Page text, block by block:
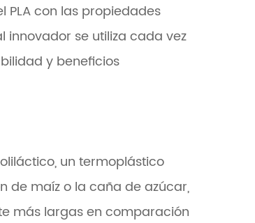
con las propiedades
innovador se utiliza cada vez
y beneficios
un termoplástico
de maíz o la caña de azúcar,
más largas en comparación